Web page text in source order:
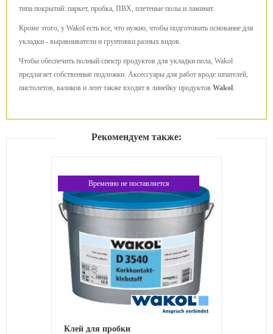
типа покрытий: паркет, пробка, ПВХ, плетеные полы и ламинат.
Кроме этого, у Wakol есть все, что нужно, чтобы подготовить основание для
укладки - выравниватели и грунтовки разных видов.
Чтобы обеспечить полный спектр продуктов для укладки пола, Wakol
предлагает собственные подложки. Аксессуары для работ вроде шпателей,
пистолетов, валиков и лент также входят в линейку продуктов Wakol.
Рекомендуем также:
Временно не поставляется
Клей для пробки